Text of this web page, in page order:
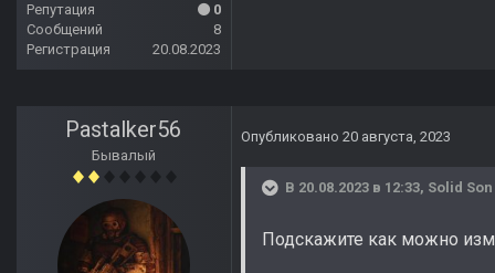
Репутация
0
Сообщений
8
Регистрация
20.08.2023
Pastalker56
Бывалый
Опубликовано 20 августа, 2023
В 20.08.2023 в 12:33, Solid Son
Подскажите как можно